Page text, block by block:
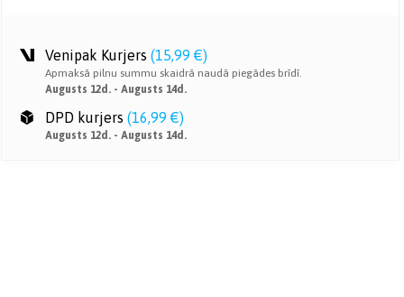
Venipak Kurjers (15,99 €)
Apmaksā pilnu summu skaidrā naudā piegādes brīdī.
Augusts 12d. - Augusts 14d.
DPD kurjers (16,99 €)
Augusts 12d. - Augusts 14d.